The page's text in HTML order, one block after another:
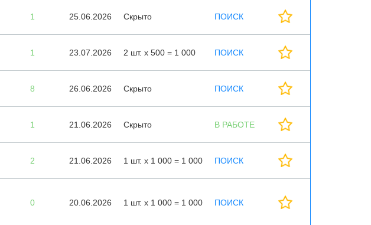
1 25.06.2026 Скрыто ПОИСК
1 23.07.2026 2 шт. х 500 = 1 000 ПОИСК
8 26.06.2026 Скрыто ПОИСК
1 21.06.2026 Скрыто В РАБОТЕ
2 21.06.2026 1 шт. х 1 000 = 1 000 ПОИСК
0 20.06.2026 1 шт. х 1 000 = 1 000 ПОИСК